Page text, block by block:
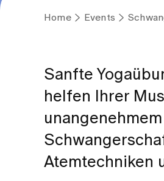
Home Events
Sanfte
helfen Ihrer
Atemtechniken